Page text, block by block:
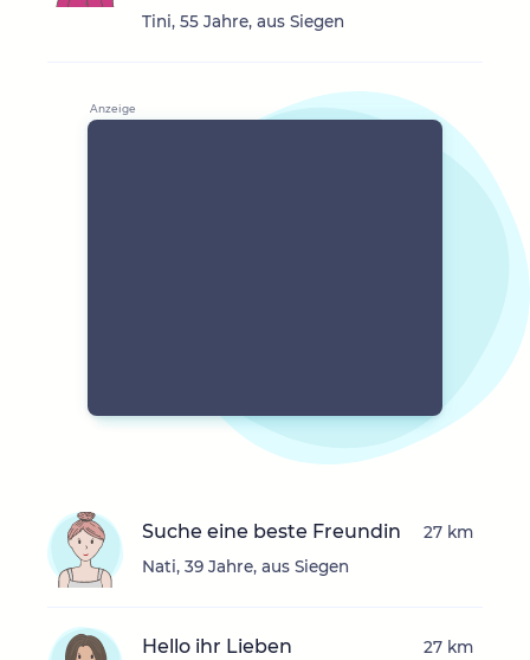
Tini, 55 Jahre, aus Siegen
Suche eine beste Freundin
Nati, 39 Jahre, aus Siegen
27 km
Hello ihr Lieben 27 km